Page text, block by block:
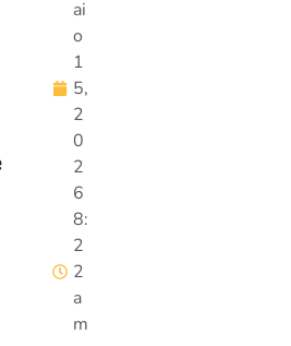
ai
o
1
5,
2
0
2
6
8:
2
2
a
m